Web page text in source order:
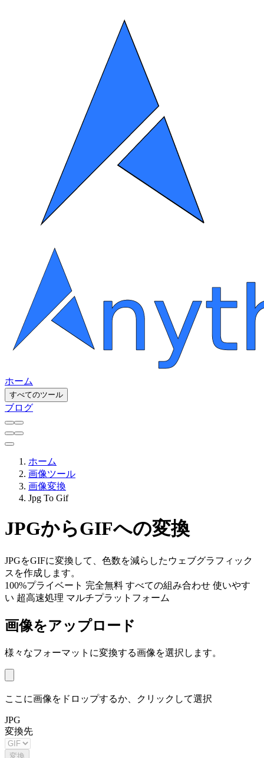
ホーム
すべてのツール
ブログ
ホーム
画像ツール
画像変換
Jpg To Gif
JPGからGIFへの変換
JPGをGIFに変換して、色数を減らしたウェブグラフィック
スを作成します。
100%プライベート 完全無料 すべての組み合わせ 使いやす
い 超高速処理 マルチプラットフォーム
画像をアップロード
様々なフォーマットに変換する画像を選択します。
ここに画像をドロップするか、クリックして選択
JPG
変換先
変換